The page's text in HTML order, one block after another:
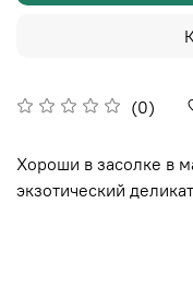
(0)
Хороши в засолке в
экзотический